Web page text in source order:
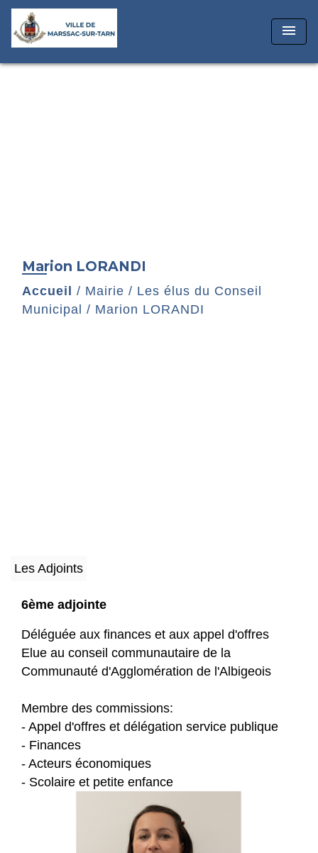
menu
Marion LORANDI
Accueil / Mairie / Les élus du Conseil
Municipal / Marion LORANDI
Les Adjoints
6ème adjointe
Déléguée aux finances et aux appel d'offres
Elue au conseil communautaire de la
Communauté d'Agglomération de l'Albigeois
Membre des commissions:
- Appel d'offres et délégation service publique
- Finances
- Acteurs économiques
- Scolaire et petite enfance